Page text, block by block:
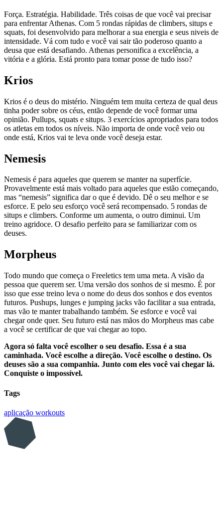
Força. Estratégia. Habilidade. Três coisas de que você vai precisar
para enfrentar Athenas. Com 5 rondas rápidas de climbers, situps e
squats, foi desenvolvido para melhorar a sua energia e seus niveis de
intensidade. Vá com tudo e você vai sair tão poderoso quanto a
deusa que está desafiando. Athenas personifica a excelência, a
vitória e a glória. Está pronto para tomar posse de tudo isso?
Krios
Krios é o deus do mistério. Ninguém tem muita certeza de qual deus
tinha poder sobre os céus, então depende de você formar uma
opinião. Pullups, squats e situps. 3 exercícios apropriados para todos
os atletas em todos os níveis. Não importa de onde você veio ou
onde está, Krios vai te leva onde você deseja estar.
Nemesis
Nemesis é para aqueles que querem se manter na superfície.
Provavelmente está mais voltado para aqueles que estão começando,
mas “nemesis” significa dar o que é devido. Dê o seu melhor e se
esforce. E pelo seu esforço você será recompensado. 5 rondas de
situps e climbers. Conforme um aumenta, o outro diminui. Um
treino agridoce. O desafio perfeito para se familiarizar com os
deuses.
Morpheus
Todo mundo que começa o Freeletics tem uma meta. A visão da
pessoa que querem ser. Uma versão dos sonhos de si mesmo. É por
isso que esse treino leva o nome do deus dos sonhos e dos eventos
futuros. Pushups, lunges e jumping jacks vão facilitar a sua entrada,
mas vão te manter trabalhando também. Se esforce e você vai
chegar onde quer. Seu futuro está nas mãos do Morpheus mas cabe
a você se certificar de que vai chegar ao topo.
Agora só falta você escolher o seu desafio. Essa é a sua
caminhada. Você escolhe a direção. Você escolhe o destino. Os
deuses são a sua companhia. Junto com eles você vai chegar lá.
Conquiste o impossível.
Tags
aplicação workouts